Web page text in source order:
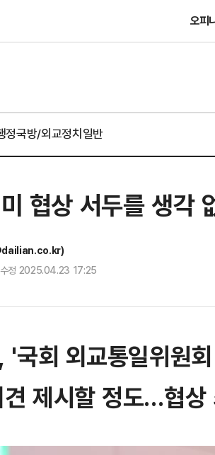
오피
정국방/외교정치일반
협상 서두를 생각
정 2025.04.23 17:25
'국회 외교통일위원
제시할 정도…협상